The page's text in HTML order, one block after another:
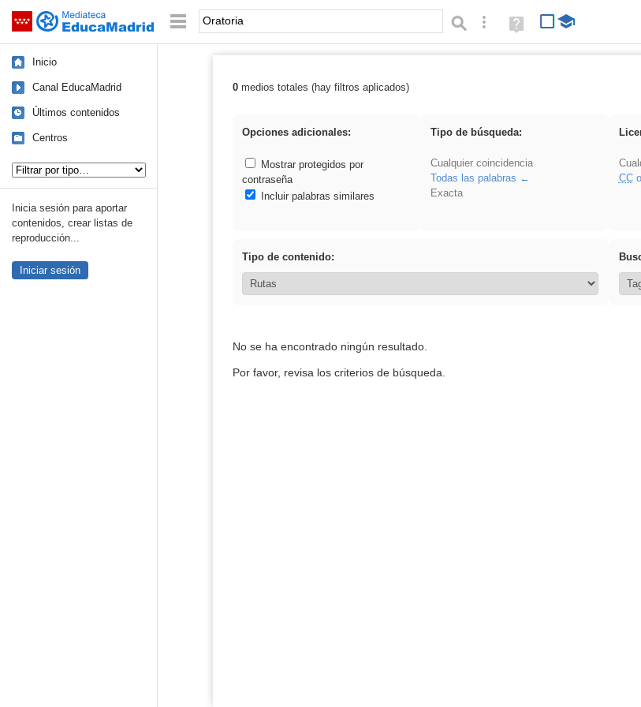
Saltar navegación Palabra o frase: Búsqueda avanzada
Ayuda
(en
Inicio
Canal EducaMadrid
Últimos contenidos
Centros
Inicia sesión para aportar
contenidos, crear listas de
reproducción...
Iniciar sesión
Resultados de: Oratoria
0medios totales (hay filtros aplicados)
Opciones adicionales:
Mostrar protegidos por
contraseña
Incluir palabras similares
Tipo de búsqueda:
Cualquier coincidencia
Todas las palabras
Exacta
CCo
Tipo de contenido:
No se ha encontrado ningún resultado.
Por favor, revisa los criterios de búsqueda.